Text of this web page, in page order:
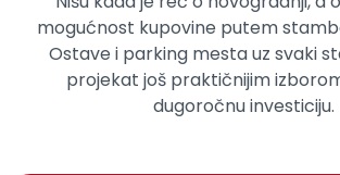
mogućnost kupovine putem
Ostave i parking mesta uz svaki
projekat još praktičnijim
dugoročnu investiciju.